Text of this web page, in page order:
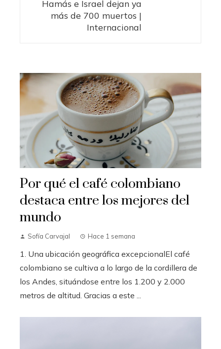
Hamás e Israel dejan ya
más de 700 muertos |
Internacional
Por qué el café colombiano
destaca entre los mejores del
mundo
Sofía Carvajal Hace 1 semana
1. Una ubicación geográfica excepcionalEl café
colombiano se cultiva a lo largo de la cordillera de
los Andes, situándose entre los 1.200 y 2.000
metros de altitud. Gracias a este ...